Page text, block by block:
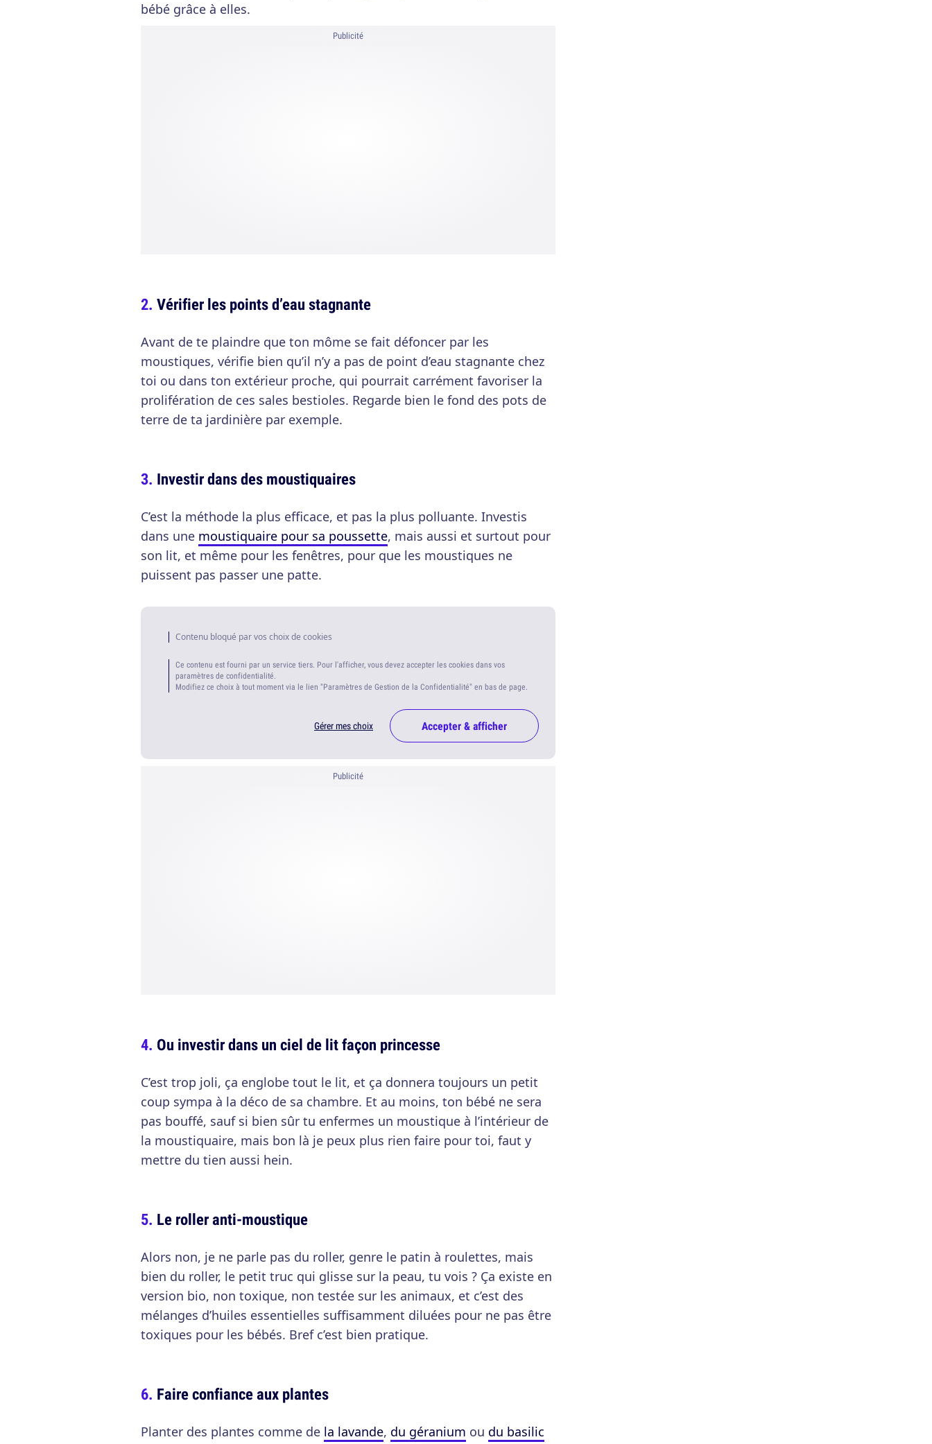
bébé grâce à elles.
Publicité
Vérifier les points d’eau stagnante
Avant de te plaindre que ton môme se fait défoncer par les
moustiques, vérifie bien qu’il n’y a pas de point d’eau stagnante chez
toi ou dans ton extérieur proche, qui pourrait carrément favoriser la
prolifération de ces sales bestioles. Regarde bien le fond des pots de
terre de ta jardinière par exemple.
Investir dans des moustiquaires
C’est la méthode la plus efficace, et pas la plus polluante. Investis
dans une moustiquaire pour sa poussette, mais aussi et surtout pour
son lit, et même pour les fenêtres, pour que les moustiques ne
puissent pas passer une patte.
Contenu bloqué par vos choix de cookies
Ce contenu est fourni par un service tiers. Pour l'afficher, vous devez accepter les cookies dans vos
paramètres de confidentialité.
Modifiez ce choix à tout moment via le lien "Paramètres de Gestion de la Confidentialité" en bas de page.
Gérer mes choix Accepter & afficher
Publicité
Ou investir dans un ciel de lit façon princesse
C’est trop joli, ça englobe tout le lit, et ça donnera toujours un petit
coup sympa à la déco de sa chambre. Et au moins, ton bébé ne sera
pas bouffé, sauf si bien sûr tu enfermes un moustique à l’intérieur de
la moustiquaire, mais bon là je peux plus rien faire pour toi, faut y
mettre du tien aussi hein.
Le roller anti-moustique
Alors non, je ne parle pas du roller, genre le patin à roulettes, mais
bien du roller, le petit truc qui glisse sur la peau, tu vois ? Ça existe en
version bio, non toxique, non testée sur les animaux, et c’est des
mélanges d’huiles essentielles suffisamment diluées pour ne pas être
toxiques pour les bébés. Bref c’est bien pratique.
Faire confiance aux plantes
Planter des plantes comme de la lavande, du géranium ou du basilic